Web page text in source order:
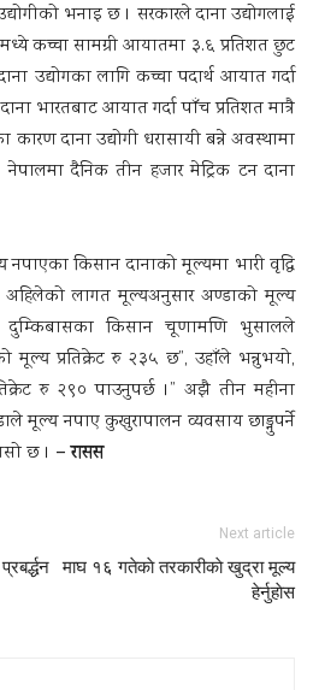
भनाइ छ । सरकारले दाना उद्योगलाई
कच्चा सामग्री आयातमा ३.६ प्रतिशत छुट
उद्योगका लागि कच्चा पदार्थ आयात गर्दा
भारतबाट आयात गर्दा पाँच प्रतिशत मात्रै
दाना उद्योगी धरासायी बन्ने अवस्थामा
दैनिक तीन हजार मेट्रिक टन दाना
किसान दानाको मूल्यमा भारी वृद्धि
लागत मूल्यअनुसार अण्डाको मूल्य
किसान चूणामणि भुसालले
मूल्य प्रतिक्रेट रु २३५ छ”, उहाँले भन्नुभयो,
रु २९० पाउनुपर्छ ।” अझै तीन महीना
मूल्य नपाए कुखुरापालन व्यवसाय छाड्नुपर्ने
छ । – रासस
Next article
माघ १६ गतेकाे तरकारीकाे खुद्रा मूल्य
हेर्नुहाेस